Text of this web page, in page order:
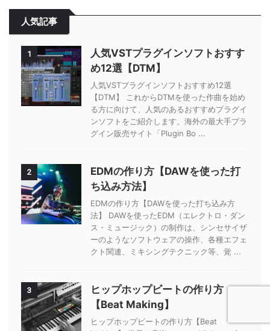
人気記事
1
人気VSTプラグインソフトおすす
め12選【DTM】
人気VSTプラグインソフトおすすめ12選
【DTM】 これからDTMを使った作曲を始め
る方に向けて、人気のあるおすすめプラグイ
ンソフトをご紹介します。海外の最大手プラ
グイン販売サイト「Plugin Bo ...
2
EDMの作り方【DAWを使った打
ち込み方法】
EDMの作り方【DAWを使った打ち込み方
法】 DAWを使ったEDM（エレクトロ・ダン
ス・ミュージック）の制作は、シンセサイザ
ーのようなソフトウェアの操作、各種エフェ
クト関連、ミキシングテクニック等、覚 ...
3
ヒップホップビートの作り方
【Beat Making】
ヒップホップビートの作り方【Beat